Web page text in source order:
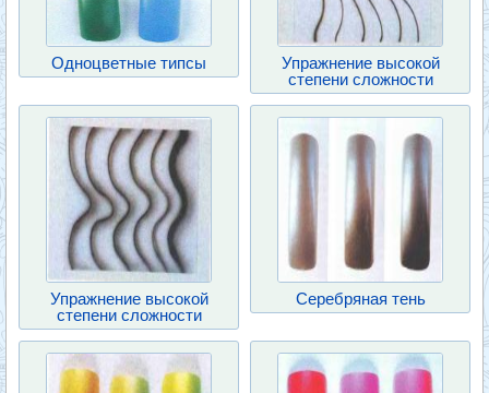
Одноцветные типсы
Упражнение высокой
степени сложности
Упражнение высокой
степени сложности
Серебряная тень